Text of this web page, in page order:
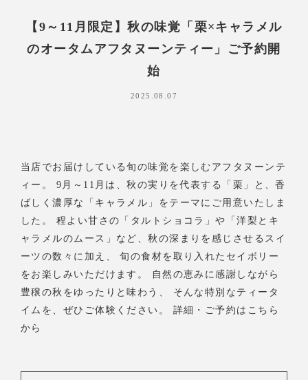
【9～11月限定】秋の味覚「栗×キャラメル
のオータムアフタヌーンティー」ご予約開
始
2025.08.07
当店でお届けしている旬の味覚を楽しむアフタヌーンテ
ィー。 9月～11月は、秋の実りを代表する「栗」と、香
ばしく濃厚な「キャラメル」をテーマにご用意いたしま
した。 程よい甘さの「タルトショコラ」や「洋梨とキ
ャラメルのムース」など、秋の深まりを感じさせるスイ
ーツの数々に加え、 旬の食材を取り入れたセイボリー
をお楽しみいただけます。 自然の恵みに感謝しながら
豊穣の秋をゆったりと味わう、 そんな特別なティータ
イムを、ぜひご体験ください。 詳細・ご予約はこちら
から